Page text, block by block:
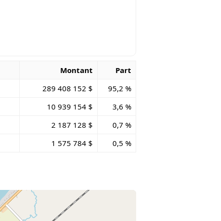
Montant
Part
289 408 152 $
95,2 %
10 939 154 $
3,6 %
2 187 128 $
0,7 %
1 575 784 $
0,5 %